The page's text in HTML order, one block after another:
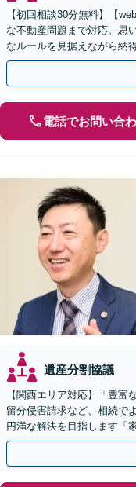
【初回相談30分無料】【
な不動産問題まで対応。思
なルールを見据えながら納
ラブルもお任せを。何でも
電話でお問い合
遺産分割協議
【関西エリア対応】「豊
留分侵害請求など、相続で
円満な解決を目指します「
ランのご提案」「次世代へ